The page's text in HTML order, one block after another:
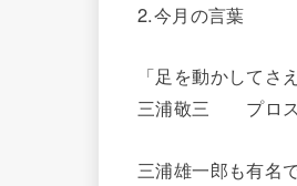
2.今月の言葉
「足を動かしてさ
三浦敬三 プロス
三浦雄一郎も有名